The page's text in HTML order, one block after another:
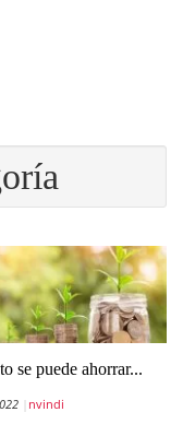
se puede ahorrar...
nvindi